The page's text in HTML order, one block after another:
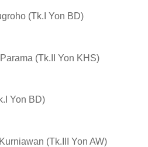
(Tk.I Yon BD)
(Tk.II Yon KHS)
Yon BD)
(Tk.III Yon AW)